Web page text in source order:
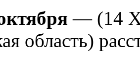
— (14
область)